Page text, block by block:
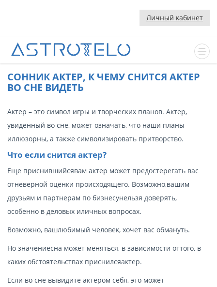
Личный кабинет
CОННИК АКТЕР, К ЧЕМУ СНИТСЯ АКТЕР
ВО СНЕ ВИДЕТЬ
Актер – это символ игры и творческих планов. Актер,
увиденный во сне, может означать, что наши планы
иллюзорны, а также символизировать притворство.
Что если снится актер?
Еще приснившийсявам актер может предостерегать вас
отневерной оценки происходящего. Возможно,вашим
друзьям и партнерам по бизнесунельзя доверять,
особенно в деловых иличных вопросах.
Возможно, вашлюбимый человек, хочет вас обмануть.
Но значениесна может меняться, в зависимости оттого, в
каких обстоятельствах приснилсяактер.
Если во сне вывидите актером себя, это может